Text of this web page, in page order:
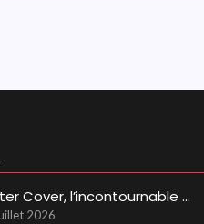
Cover, l’incontournable …
2026